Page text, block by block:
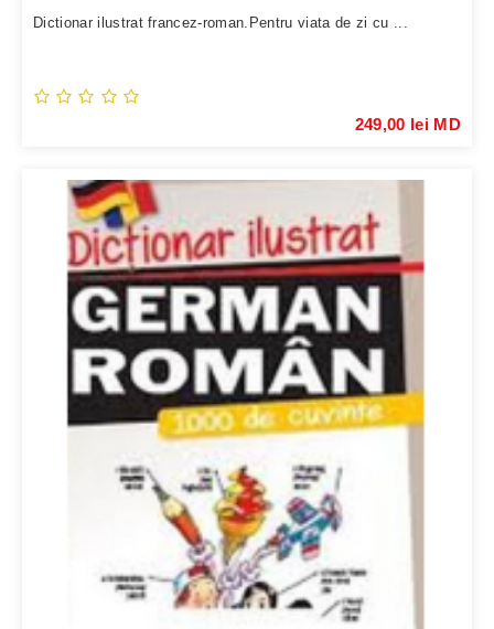
Dictionar ilustrat francez-roman.Pentru viata de zi cu ...
249,00 lei MD